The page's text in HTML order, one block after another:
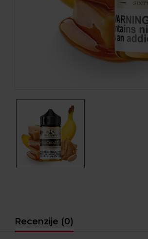
Recenzije (0)